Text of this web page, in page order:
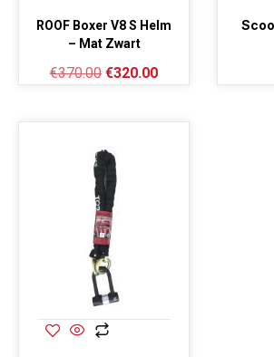
ROOF Boxer V8 S Helm
– Mat Zwart
€370.00 €320.00